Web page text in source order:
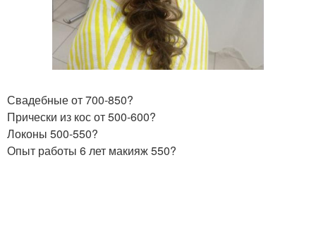
Свадебные от 700-850?
Прически из кос от 500-600?
Локоны 500-550?
Опыт работы 6 лет макияж 550?